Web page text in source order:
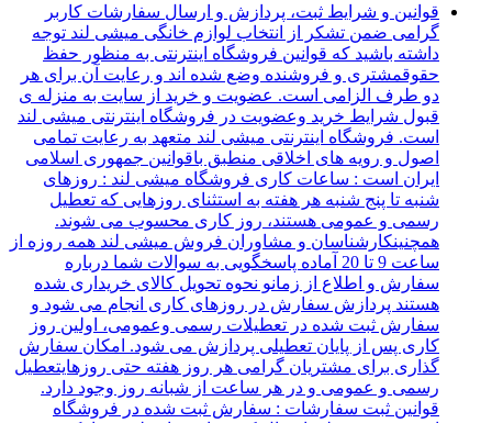
قوانین و شرایط ثبت، پردازش و ارسال سفارشات کاربر
گرامی ضمن تشکر از انتخاب لوازم خانگی میشی لند توجه
داشته باشید که قوانین فروشگاه اینترنتی به منظور حفظ
حقوقمشتری و فروشنده وضع شده اند و رعایت آن برای هر
دو طرف الزامی است. عضویت و خرید از سایت به منزله ی
قبول شرایط خرید وعضویت در فروشگاه اینترنتی میشی لند
است. فروشگاه اینترنتی میشی لند متعهد به رعایت تمامی
اصول و رویه های اخلاقی منطبق باقوانین جمهوری اسلامی
ایران است : ساعات کاری فروشگاه میشی لند : روزهای
شنبه تا پنج شنبه هر هفته به استثنای روزهایی که تعطیل
رسمی و عمومی هستند، روز کاری محسوب می شوند.
همچنینکارشناسان و مشاوران فروش میشی لند همه روزه از
ساعت 9 تا 20 آماده پاسخگویی به سوالات شما درباره
سفارش و اطلاع از زمانو نحوه تحویل کالای خریداری شده
هستند پردازش سفارش در روزهای کاری انجام می شود و
سفارش ثبت شده در تعطیلات رسمی وعمومی، اولین روز
کاری پس از پایان تعطیلی پردازش می شود. امکان سفارش
گذاری برای مشتریان گرامی هر روز هفته حتی روزهایتعطیل
رسمی و عمومی و در هر ساعت از شبانه روز وجود دارد.
قوانین ثبت سفارشات : سفارش ثبت شده در فروشگاه